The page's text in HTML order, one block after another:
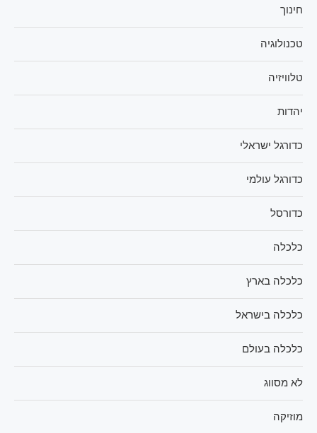
חינוך
טכנולוגיה
טלוויזיה
יהדות
כדורגל ישראלי
כדורגל עולמי
כדורסל
כלכלה
כלכלה בארץ
כלכלה בישראל
כלכלה בעולם
לא מסווג
מוזיקה